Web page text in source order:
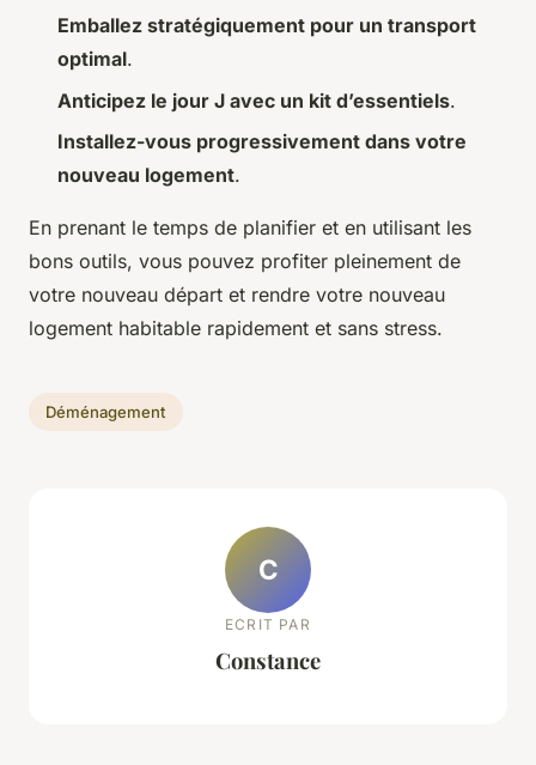
Emballez stratégiquement pour un transport
optimal.
Anticipez le jour J avec un kit d’essentiels.
Installez-vous progressivement dans votre
nouveau logement.
En prenant le temps de planifier et en utilisant les
bons outils, vous pouvez profiter pleinement de
votre nouveau départ et rendre votre nouveau
logement habitable rapidement et sans stress.
Déménagement
C
ECRIT PAR
Constance